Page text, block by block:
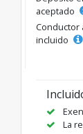
aceptado
Conductor
incluido
La